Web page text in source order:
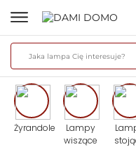
Żyrandole
Lampy
wiszące